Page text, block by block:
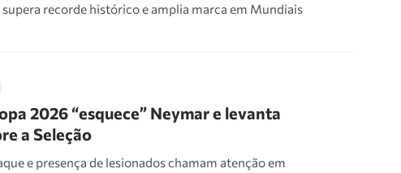
recorde histórico e amplia marca em Mundiais
2026 “esquece” Neymar e levanta
a Seleção
e presença de lesionados chamam atenção em